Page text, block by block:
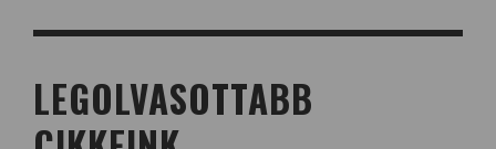
LEGOLVASOTTABB